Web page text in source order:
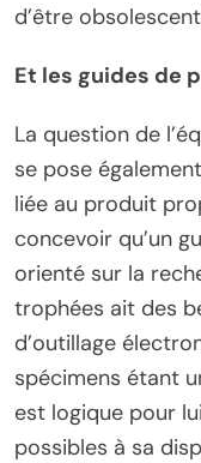
d’être
Et les guides de
La question de
se pose
liée au produit
concevoir qu’un
orienté sur la
trophées ait des
d’outillage
spécimens étant
est logique pour
possibles à sa